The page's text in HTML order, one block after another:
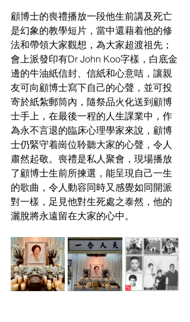
顧博士的喪禮播放一段他生前講及死亡
是幻象的教學短片，當中還藉着他的修
法和帶領大家觀想，為大家超渡祖先；
會上派發印有Dr John Koo字樣，白底金
邊的牛油紙信封、信紙和心意咭，讓親
友可向顧博士寫下自己的心聲，並可投
寄於紙紮郵筒內，隨祭品火化送到顧博
士手上，在最後一程的人生課業中，作
為永不言退的臨床心理學家來說，顧博
士仍緊守着崗位聆聽大家的心聲，令人
肅然起敬。喪禮是私人聚會，現場播放
了顧博士生前所揀選，能呈現自己一生
的歌曲，令人動容同時又感覺如同開派
對一樣，足見他對生死處之泰然，他的
灑脫將永遠留在大家的心中。